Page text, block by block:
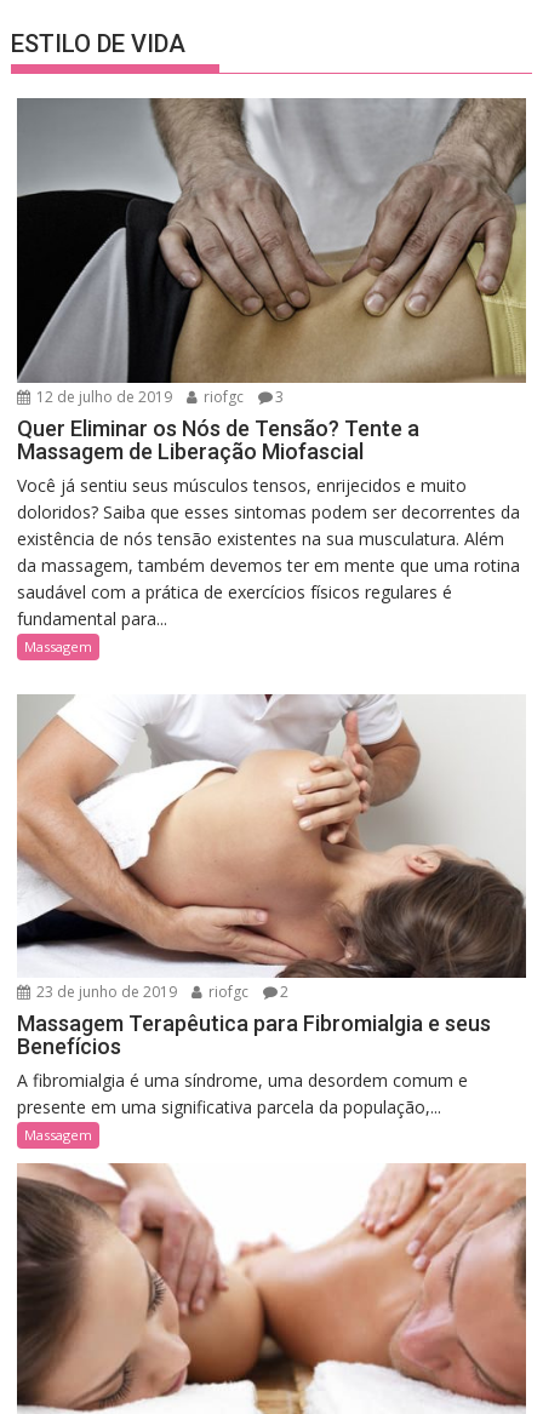
ESTILO DE VIDA
12 de julho de 2019 riofgc 3
Quer Eliminar os Nós de Tensão? Tente a
Massagem de Liberação Miofascial
Você já sentiu seus músculos tensos, enrijecidos e muito
doloridos? Saiba que esses sintomas podem ser decorrentes da
existência de nós tensão existentes na sua musculatura. Além
da massagem, também devemos ter em mente que uma rotina
saudável com a prática de exercícios físicos regulares é
fundamental para...
Massagem
23 de junho de 2019 riofgc 2
Massagem Terapêutica para Fibromialgia e seus
Benefícios
A fibromialgia é uma síndrome, uma desordem comum e
presente em uma significativa parcela da população,...
Massagem